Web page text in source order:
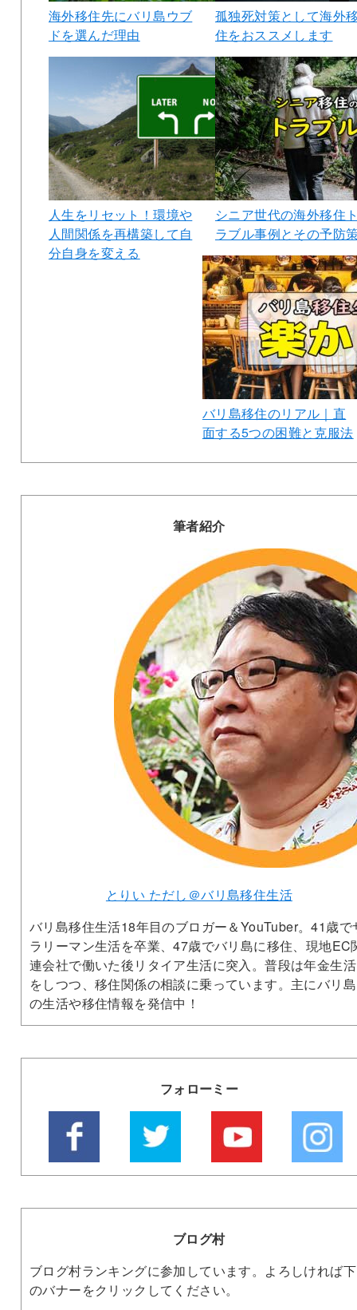
海外移住先にバリ島ウブ
ドを選んだ理由
孤独死対策として海外
住をおススメします
人生をリセット！環境や
人間関係を再構築して自
分自身を変える
シニア世代の海外移住
ラブル事例とその予防
バリ島移住のリアル｜直
面する5つの困難と克服法
筆者紹介
とりい ただし＠バリ島移住生活
バリ島移住生活18年目のブロガー＆YouTuber。41歳で
ラリーマン生活を卒業、47歳でバリ島に移住、現地EC
連会社で働いた後リタイア生活に突入。普段は年金生活
をしつつ、移住関係の相談に乗っています。主にバリ島
の生活や移住情報を発信中！
フォローミー
ブログ村
ブログ村ランキングに参加しています。よろしければ下
のバナーをクリックしてください。